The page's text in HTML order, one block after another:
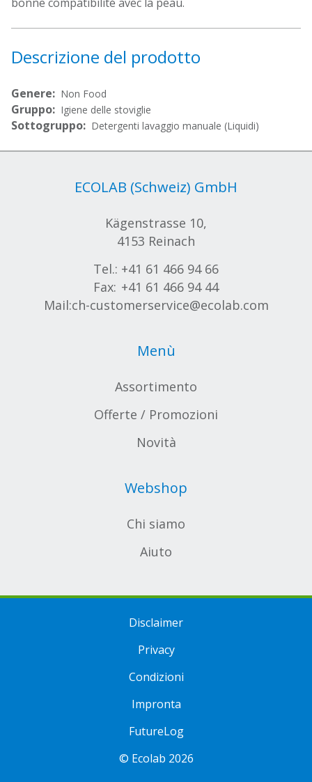
Descrizione del prodotto
Genere: Non Food
Gruppo: Igiene delle stoviglie
Sottogruppo: Detergenti lavaggio manuale (Liquidi)
ECOLAB (Schweiz) GmbH
Kägenstrasse 10,
4153 Reinach
Tel.: +41 61 466 94 66
Fax: +41 61 466 94 44
Mail:ch-customerservice@ecolab.com
Menù
Assortimento
Offerte / Promozioni
Novità
Webshop
Chi siamo
Aiuto
© Ecolab 2026
Disclaimer
Privacy
Condizioni
Impronta
FutureLog